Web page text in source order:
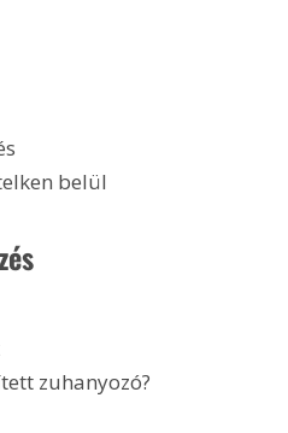
belül
zuhanyozó?